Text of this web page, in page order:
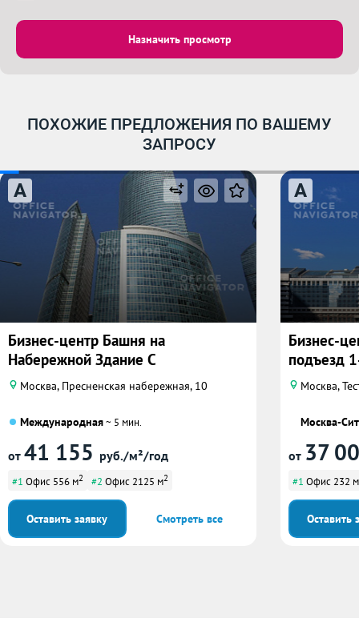
Назначить просмотр
ПОХОЖИЕ ПРЕДЛОЖЕНИЯ ПО ВАШЕМУ
ЗАПРОСУ
A
Бизнес-центр Башня на
Набережной Здание С
Москва, Пресненская набережная, 10
Международная~ 5 мин.
от 41 155 руб./м²/год
#1 Офис 556 м2 #2 Офис 2125 м2
Оставить заявку Смотреть все
A
Бизнес-
подъезд
Москва,
Москва-
от 37
#1 Офис 232 м
Оставить